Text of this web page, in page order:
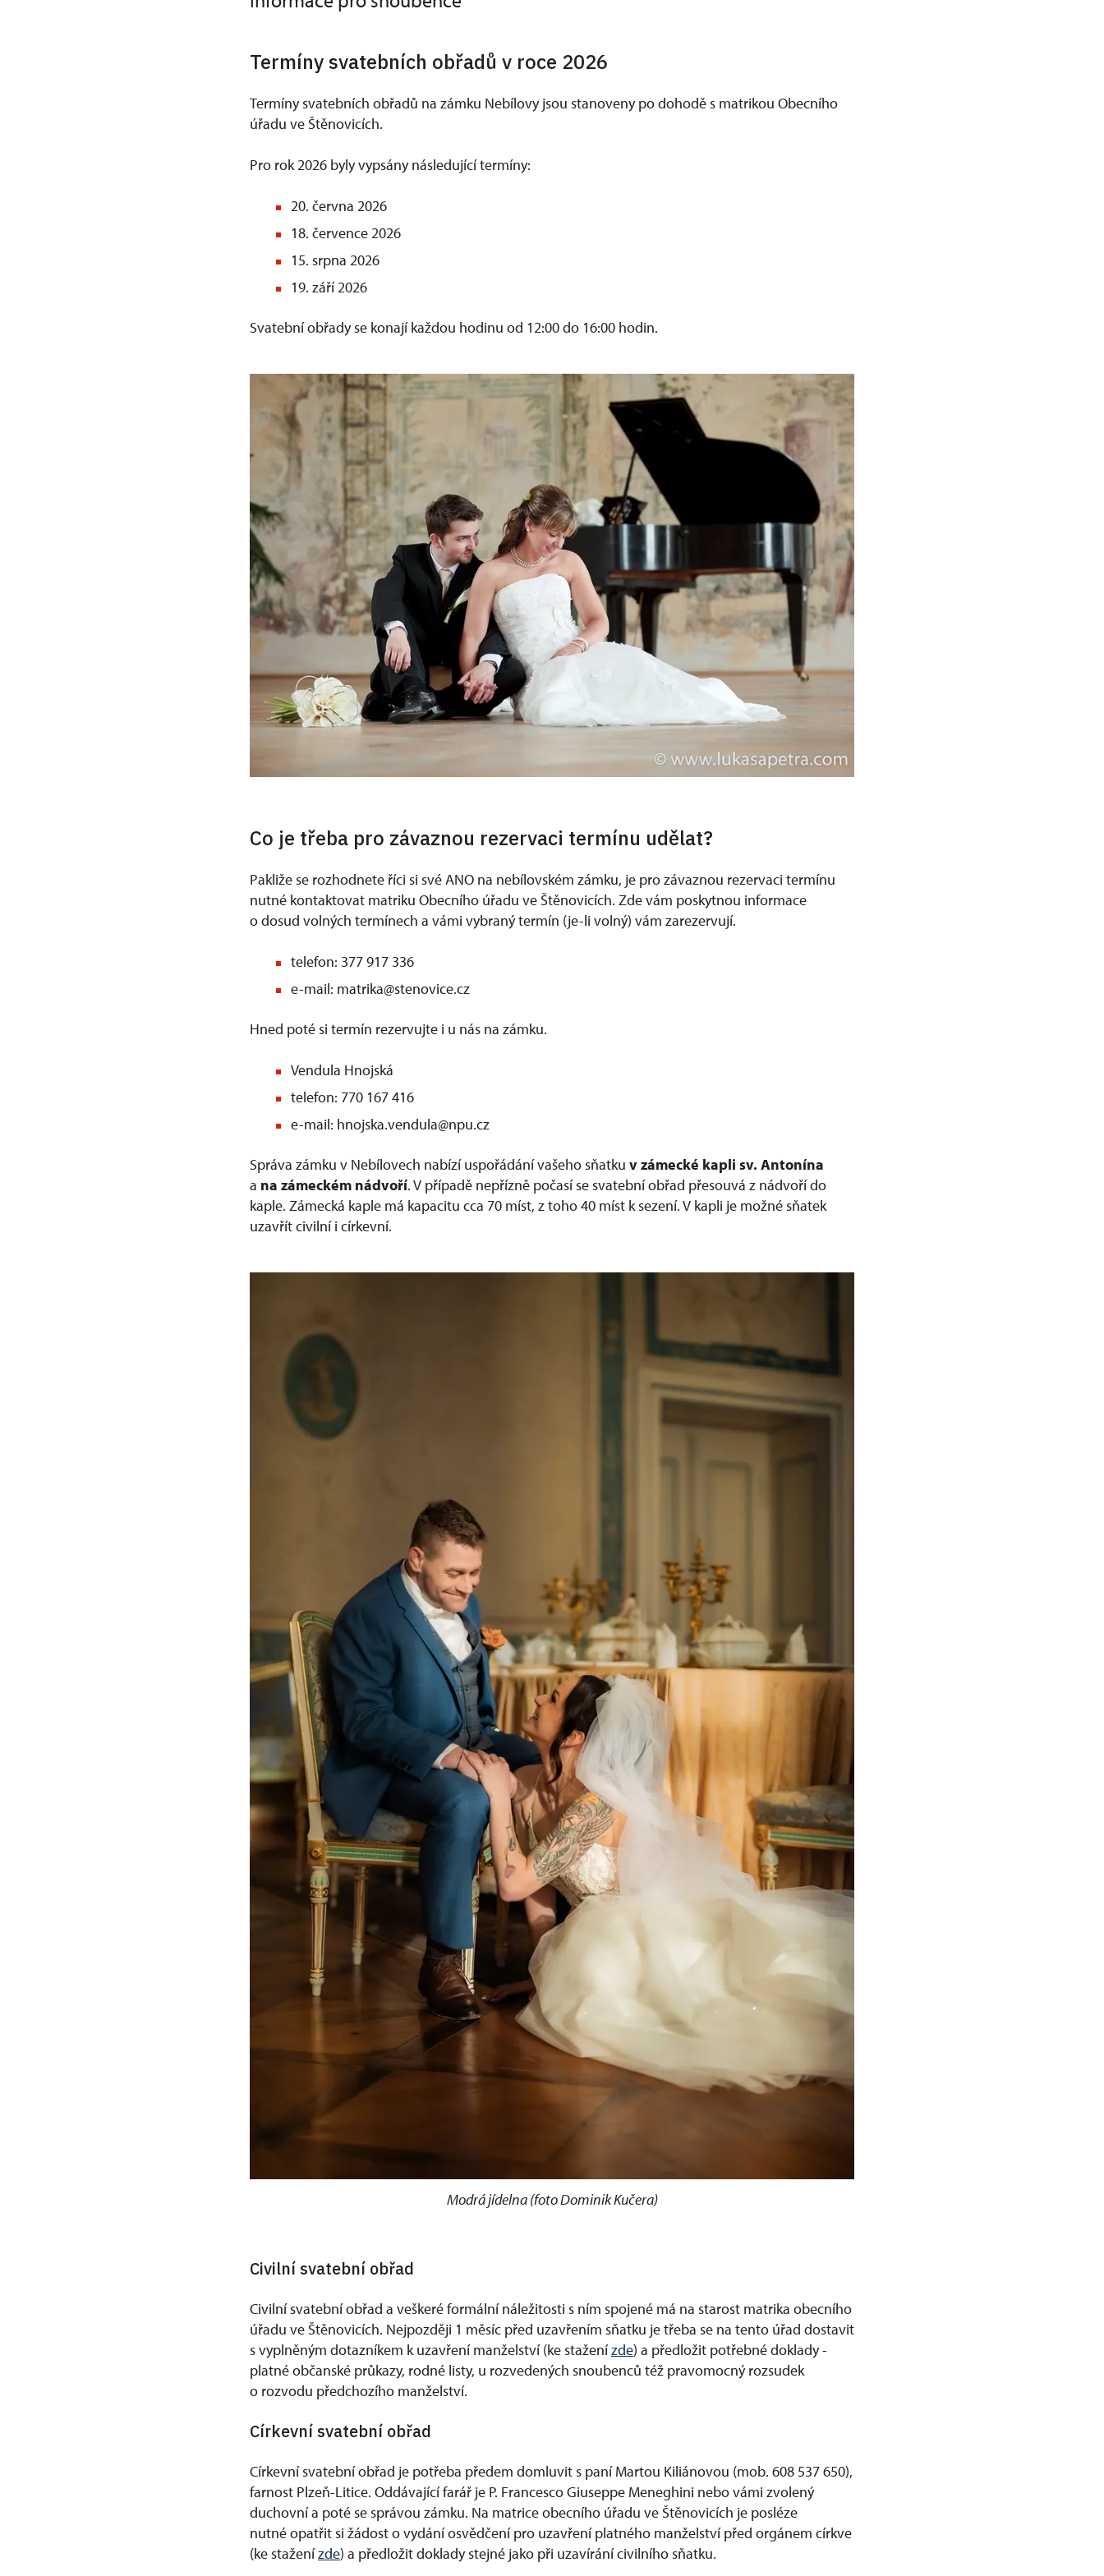
Termíny svatebních obřadů v roce 2026
Termíny svatebních obřadů na zámku Nebílovy jsou stanoveny po dohodě s matrikou Obecního
úřadu ve Štěnovicích.
Pro rok 2026 byly vypsány následující termíny:
20. června 2026
18. července 2026
15. srpna 2026
19. září 2026
Svatební obřady se konají každou hodinu od 12:00 do 16:00 hodin.
Co je třeba pro závaznou rezervaci termínu udělat?
Pakliže se rozhodnete říci si své ANO na nebílovském zámku, je pro závaznou rezervaci termínu
nutné kontaktovat matriku Obecního úřadu ve Štěnovicích. Zde vám poskytnou informace
o dosud volných termínech a vámi vybraný termín (je-li volný) vám zarezervují.
telefon: 377 917 336
e-mail: matrika@stenovice.cz
Hned poté si termín rezervujte i u nás na zámku.
Vendula Hnojská
telefon: 770 167 416
e-mail: hnojska.vendula@npu.cz
Správa zámku v Nebílovech nabízí uspořádání vašeho sňatku v zámecké kapli sv. Antonína
a na zámeckém nádvoří. V případě nepřízně počasí se svatební obřad přesouvá z nádvoří do
kaple. Zámecká kaple má kapacitu cca 70 míst, z toho 40 míst k sezení. V kapli je možné sňatek
uzavřít civilní i církevní.
Modrá jídelna (foto Dominik Kučera)
Civilní svatební obřad
Civilní svatební obřad a veškeré formální náležitosti s ním spojené má na starost matrika obecního
úřadu ve Štěnovicích. Nejpozději 1 měsíc před uzavřením sňatku je třeba se na tento úřad dostavit
s vyplněným dotazníkem k uzavření manželství (ke staženízde) a předložit potřebné doklady -
platné občanské průkazy, rodné listy, u rozvedených snoubenců též pravomocný rozsudek
o rozvodu předchozího manželství.
Církevní svatební obřad
Církevní svatební obřad je potřeba předem domluvit s paní Martou Kiliánovou (mob. 608 537 650),
farnost Plzeň-Litice. Oddávající farář je P. Francesco Giuseppe Meneghini nebo vámi zvolený
duchovní a poté se správou zámku. Na matrice obecního úřadu ve Štěnovicích je posléze
nutné opatřit si žádost o vydání osvědčení pro uzavření platného manželství před orgánem církve
(ke staženízde) a předložit doklady stejné jako při uzavírání civilního sňatku.